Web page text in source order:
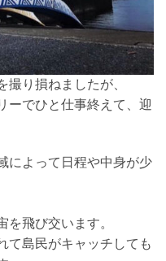
撮り損ねましたが、
ーでひと仕事終えて、迎
によって日程や中身が少
を飛び交います。
て島民がキャッチしても